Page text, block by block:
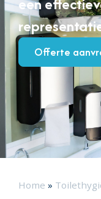
Offerte
Home »